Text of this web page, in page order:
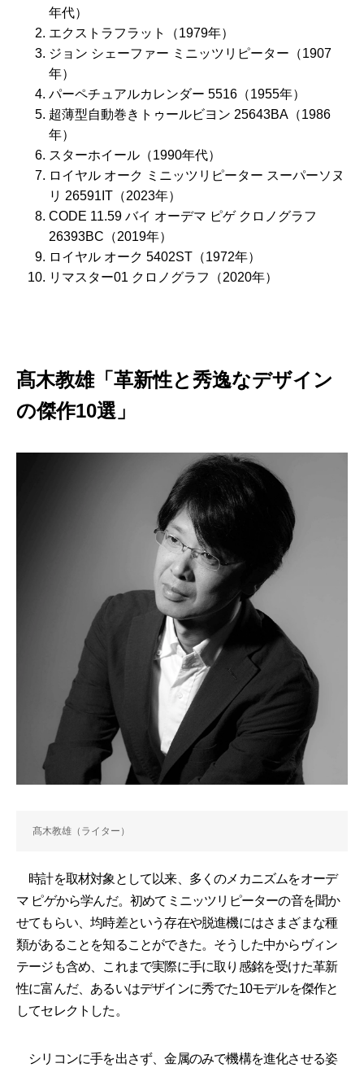
年代）
エクストラフラット（1979年）
ジョン シェーファー ミニッツリピーター（1907
年）
パーペチュアルカレンダー 5516（1955年）
超薄型自動巻きトゥールビヨン 25643BA（1986
年）
スターホイール（1990年代）
ロイヤル オーク ミニッツリピーター スーパーソヌ
リ 26591IT（2023年）
CODE 11.59 バイ オーデマ ピゲ クロノグラフ
26393BC（2019年）
ロイヤル オーク 5402ST（1972年）
リマスター01 クロノグラフ（2020年）
髙木教雄「革新性と秀逸なデザイン
の傑作10選」
髙木教雄（ライター）
時計を取材対象として以来、多くのメカニズムをオーデ
マ ピゲから学んだ。初めてミニッツリピーターの音を聞か
せてもらい、均時差という存在や脱進機にはさまざまな種
類があることを知ることができた。そうした中からヴィン
テージも含め、これまで実際に手に取り感銘を受けた革新
性に富んだ、あるいはデザインに秀でた10モデルを傑作と
してセレクトした。
シリコンに手を出さず、金属のみで機構を進化させる姿